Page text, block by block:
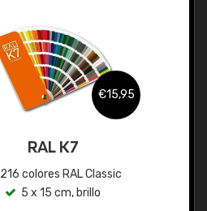
€15,95
RAL K7
216 colores RAL Classic
5 x 15 cm, brillo